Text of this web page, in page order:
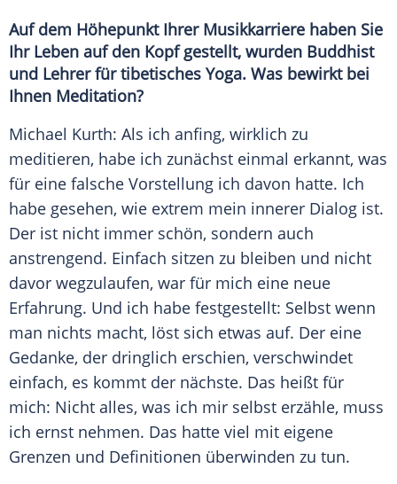
Auf dem Höhepunkt Ihrer Musikkarriere haben Sie
Ihr Leben auf den Kopf gestellt, wurden Buddhist
und Lehrer für tibetisches Yoga. Was bewirkt bei
Ihnen Meditation?
Michael Kurth: Als ich anfing, wirklich zu
meditieren, habe ich zunächst einmal erkannt, was
für eine falsche Vorstellung ich davon hatte. Ich
habe gesehen, wie extrem mein innerer Dialog ist.
Der ist nicht immer schön, sondern auch
anstrengend. Einfach sitzen zu bleiben und nicht
davor wegzulaufen, war für mich eine neue
Erfahrung. Und ich habe festgestellt: Selbst wenn
man nichts macht, löst sich etwas auf. Der eine
Gedanke, der dringlich erschien, verschwindet
einfach, es kommt der nächste. Das heißt für
mich: Nicht alles, was ich mir selbst erzähle, muss
ich ernst nehmen. Das hatte viel mit eigene
Grenzen und Definitionen überwinden zu tun.